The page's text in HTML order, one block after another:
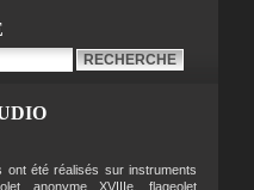
ont été réalisés sur instruments
anonyme XVIIIe, flageolet